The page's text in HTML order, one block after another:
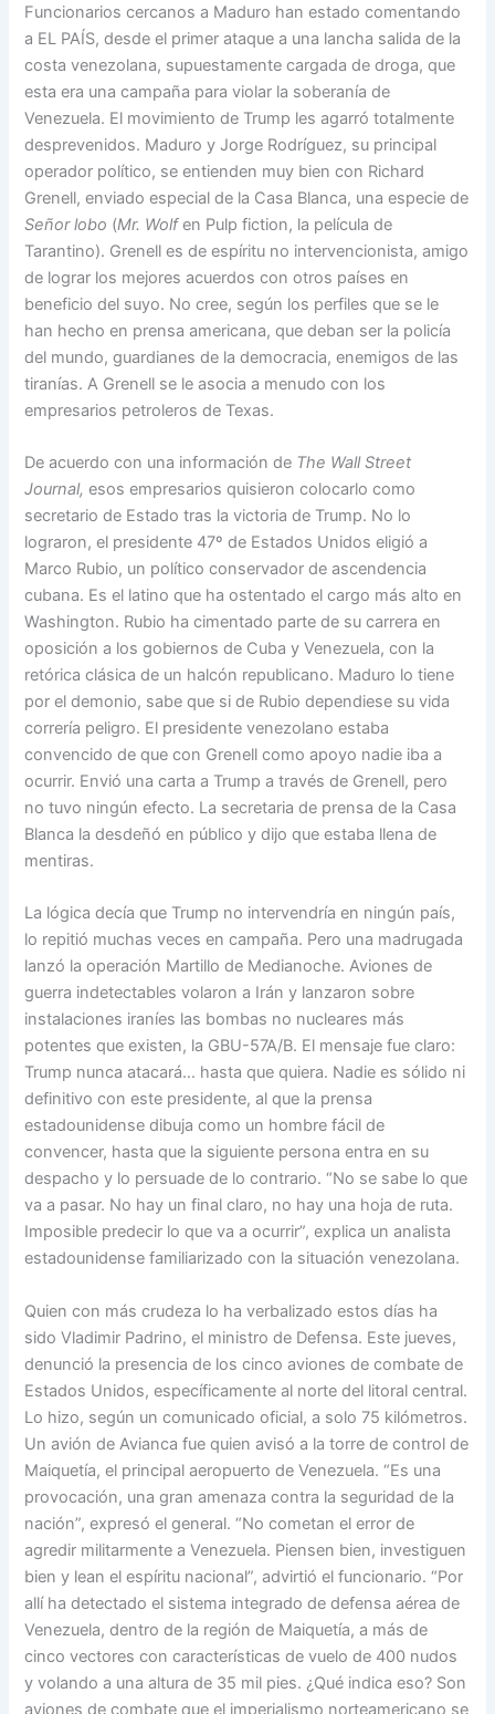
Funcionarios cercanos a Maduro han estado comentando
a EL PAÍS, desde el primer ataque a una lancha salida de la
costa venezolana, supuestamente cargada de droga, que
esta era una campaña para violar la soberanía de
Venezuela. El movimiento de Trump les agarró totalmente
desprevenidos. Maduro y Jorge Rodríguez, su principal
operador político, se entienden muy bien con Richard
Grenell, enviado especial de la Casa Blanca, una especie de
Señor lobo (Mr. Wolfen Pulp fiction, la película de
Tarantino). Grenell es de espíritu no intervencionista, amigo
de lograr los mejores acuerdos con otros países en
beneficio del suyo. No cree, según los perfiles que se le
han hecho en prensa americana, que deban ser la policía
del mundo, guardianes de la democracia, enemigos de las
tiranías. A Grenell se le asocia a menudo con los
empresarios petroleros de Texas.
De acuerdo con una información de The Wall Street
Journal, esos empresarios quisieron colocarlo como
secretario de Estado tras la victoria de Trump. No lo
lograron, el presidente 47º de Estados Unidos eligió a
Marco Rubio, un político conservador de ascendencia
cubana. Es el latino que ha ostentado el cargo más alto en
Washington. Rubio ha cimentado parte de su carrera en
oposición a los gobiernos de Cuba y Venezuela, con la
retórica clásica de un halcón republicano. Maduro lo tiene
por el demonio, sabe que si de Rubio dependiese su vida
correría peligro. El presidente venezolano estaba
convencido de que con Grenell como apoyo nadie iba a
ocurrir. Envió una carta a Trump a través de Grenell, pero
no tuvo ningún efecto. La secretaria de prensa de la Casa
Blanca la desdeñó en público y dijo que estaba llena de
mentiras.
La lógica decía que Trump no intervendría en ningún país,
lo repitió muchas veces en campaña. Pero una madrugada
lanzó la operación Martillo de Medianoche. Aviones de
guerra indetectables volaron a Irán y lanzaron sobre
instalaciones iraníes las bombas no nucleares más
potentes que existen, la GBU-57A/B. El mensaje fue claro:
Trump nunca atacará… hasta que quiera. Nadie es sólido ni
definitivo con este presidente, al que la prensa
estadounidense dibuja como un hombre fácil de
convencer, hasta que la siguiente persona entra en su
despacho y lo persuade de lo contrario. “No se sabe lo que
va a pasar. No hay un final claro, no hay una hoja de ruta.
Imposible predecir lo que va a ocurrir”, explica un analista
estadounidense familiarizado con la situación venezolana.
Quien con más crudeza lo ha verbalizado estos días ha
sido Vladimir Padrino, el ministro de Defensa. Este jueves,
denunció la presencia de los cinco aviones de combate de
Estados Unidos, específicamente al norte del litoral central.
Lo hizo, según un comunicado oficial, a solo 75 kilómetros.
Un avión de Avianca fue quien avisó a la torre de control de
Maiquetía, el principal aeropuerto de Venezuela. “Es una
provocación, una gran amenaza contra la seguridad de la
nación”, expresó el general. “No cometan el error de
agredir militarmente a Venezuela. Piensen bien, investiguen
bien y lean el espíritu nacional”, advirtió el funcionario. “Por
allí ha detectado el sistema integrado de defensa aérea de
Venezuela, dentro de la región de Maiquetía, a más de
cinco vectores con características de vuelo de 400 nudos
y volando a una altura de 35 mil pies. ¿Qué indica eso? Son
aviones de combate que el imperialismo norteamericano se